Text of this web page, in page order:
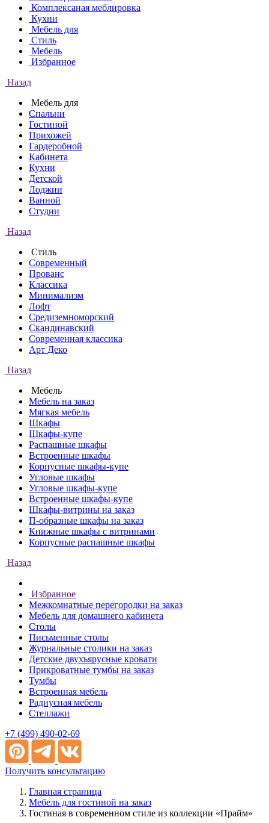
Комплексаная меблировка
Кухни
Мебель для
Стиль
Мебель
Избранное
Назад
Мебель для
Спальни
Гостиной
Прихожей
Гардеробной
Кабинета
Кухни
Детской
Лоджии
Ванной
Студии
Назад
Стиль
Современный
Прованс
Классика
Минимализм
Лофт
Средиземноморский
Скандинавский
Современная классика
Арт Деко
Назад
Мебель
Мебель на заказ
Мягкая мебель
Шкафы
Шкафы-купе
Распашные шкафы
Встроенные шкафы
Корпусные шкафы-купе
Угловые шкафы
Угловые шкафы-купе
Встроенные шкафы-купе
Шкафы-витрины на заказ
П-образные шкафы на заказ
Книжные шкафы с витринами
Корпусные распашные шкафы
Назад
Избранное
Межкомнатные перегородки на заказ
Мебель для домашнего кабинета
Столы
Письменные столы
Журнальные столики на заказ
Детские двухъярусные кровати
Прикроватные тумбы на заказ
Тумбы
Встроенная мебель
Радиусная мебель
Стеллажи
+7 (499) 490-02-69
Получить консультацию
Главная страница
Мебель для гостиной на заказ
Гостиная в современном стиле из коллекции «Прайм»